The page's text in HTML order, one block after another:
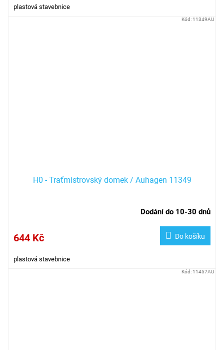
plastová stavebnice
H0 - Traťmistrovský domek / Auhagen 11349
Dodání do 10-30 dnů
644 Kč Do košíku
plastová stavebnice
Kód: 11349AU
Kód: 11457AU